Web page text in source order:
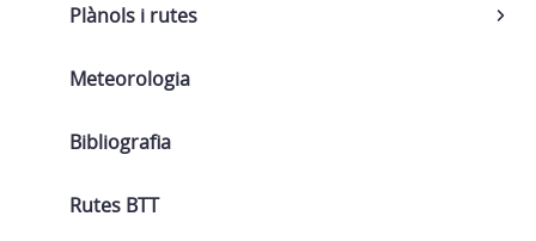
Plànols i rutes
Meteorologia
Bibliografia
Rutes BTT